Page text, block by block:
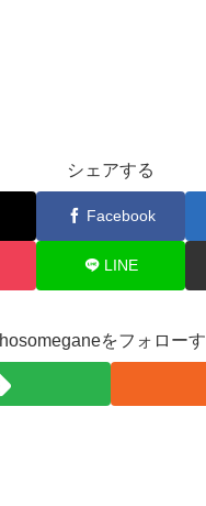
シェアする
Facebook
LINE
hosomeganeをフォロー